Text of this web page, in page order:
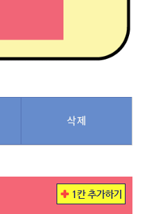
삭제